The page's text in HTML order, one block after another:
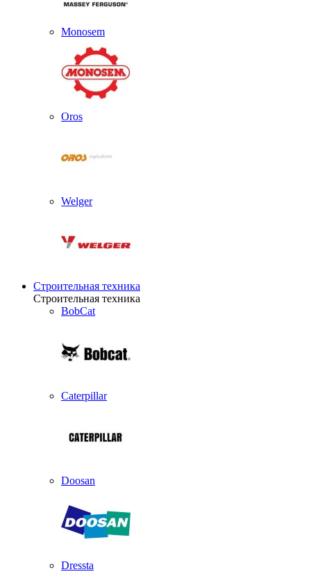
Monosem
Oros
Welger
Строительная техника
Строительная техника
BobCat
Caterpillar
Doosan
Dressta